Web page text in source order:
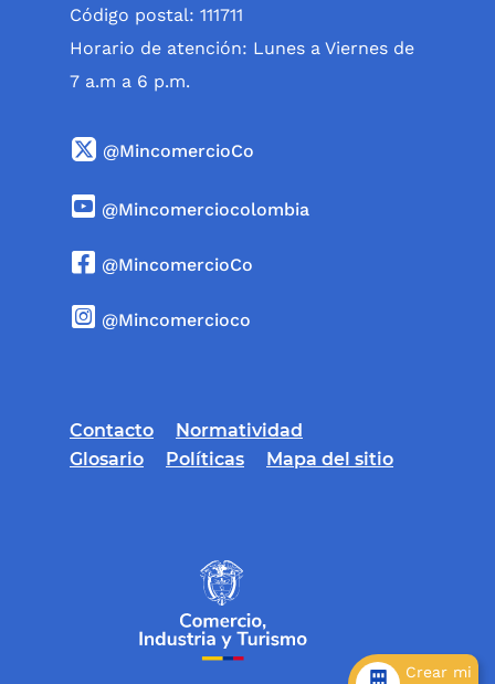
Código postal: 111711
Horario de atención: Lunes a Viernes de
7 a.m a 6 p.m.
@MincomercioCo
@Mincomerciocolombia
@MincomercioCo
@Mincomercioco
Contacto
Normatividad
Glosario
Políticas Mapa del sitio